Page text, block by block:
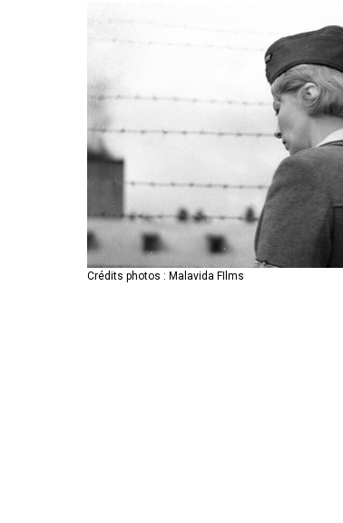
Crédits photos : Malavida FIlms